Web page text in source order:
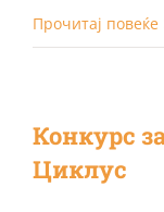
Прочитај повеќе
Конкурс
Циклус